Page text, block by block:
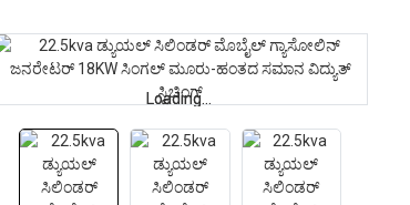
Loading...
Loading...